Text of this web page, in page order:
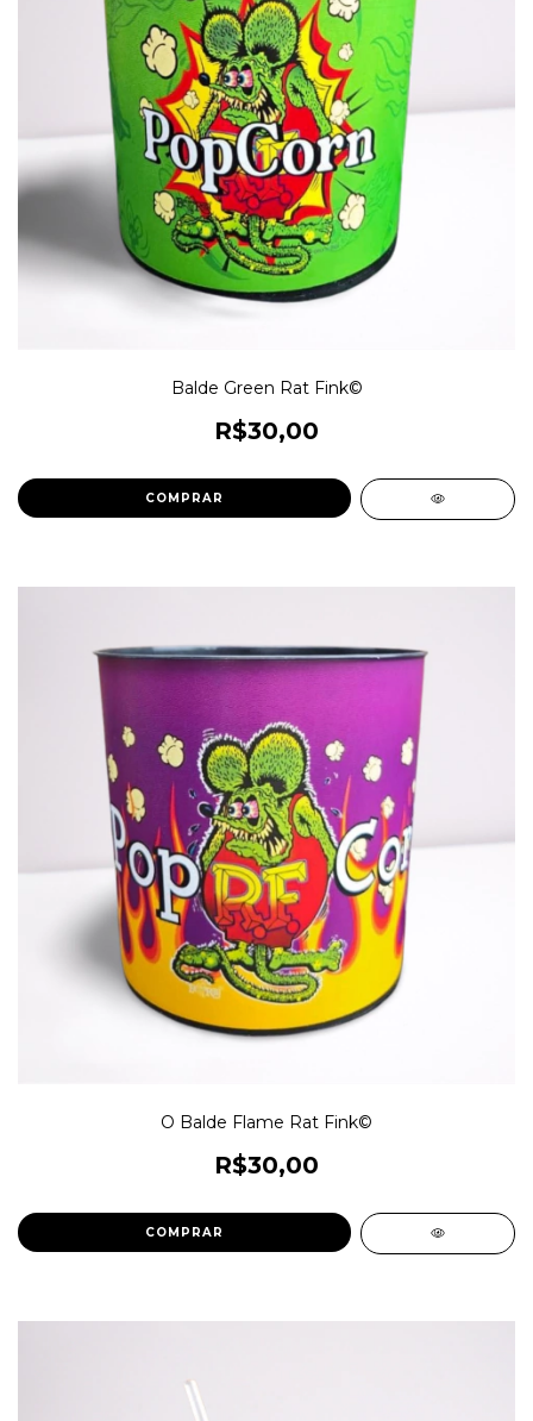
Balde Green Rat Fink©
R$30,00
O Balde Flame Rat Fink©
R$30,00